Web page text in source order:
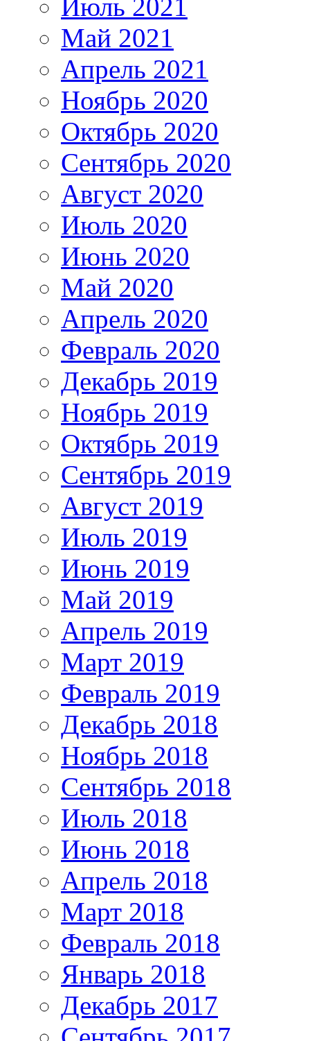
Июль 2021
Май 2021
Апрель 2021
Ноябрь 2020
Октябрь 2020
Сентябрь 2020
Август 2020
Июль 2020
Июнь 2020
Май 2020
Апрель 2020
Февраль 2020
Декабрь 2019
Ноябрь 2019
Октябрь 2019
Сентябрь 2019
Август 2019
Июль 2019
Июнь 2019
Май 2019
Апрель 2019
Март 2019
Февраль 2019
Декабрь 2018
Ноябрь 2018
Сентябрь 2018
Июль 2018
Июнь 2018
Апрель 2018
Март 2018
Февраль 2018
Январь 2018
Декабрь 2017